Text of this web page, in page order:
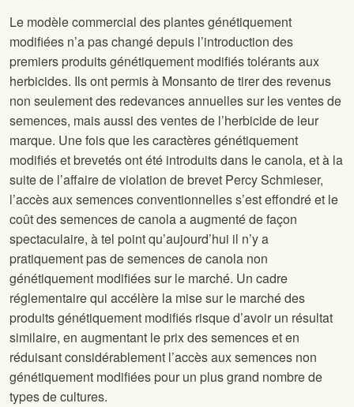
Le modèle commercial des plantes génétiquement
modifiées n’a pas changé depuis l’introduction des
premiers produits génétiquement modifiés tolérants aux
herbicides. Ils ont permis à Monsanto de tirer des revenus
non seulement des redevances annuelles sur les ventes de
semences, mais aussi des ventes de l’herbicide de leur
marque. Une fois que les caractères génétiquement
modifiés et brevetés ont été introduits dans le canola, et à la
suite de l’affaire de violation de brevet Percy Schmieser,
l’accès aux semences conventionnelles s’est effondré et le
coût des semences de canola a augmenté de façon
spectaculaire, à tel point qu’aujourd’hui il n’y a
pratiquement pas de semences de canola non
génétiquement modifiées sur le marché. Un cadre
réglementaire qui accélère la mise sur le marché des
produits génétiquement modifiés risque d’avoir un résultat
similaire, en augmentant le prix des semences et en
réduisant considérablement l’accès aux semences non
génétiquement modifiées pour un plus grand nombre de
types de cultures.